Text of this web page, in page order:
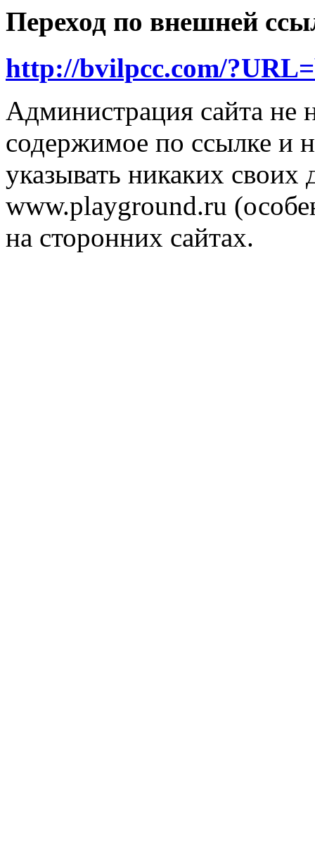
Переход по внешней
http://bvilpcc.com/
Администрация сайта не
содержимое по ссылке и
указывать никаких
www.playground.ru
на сторонних сайтах.